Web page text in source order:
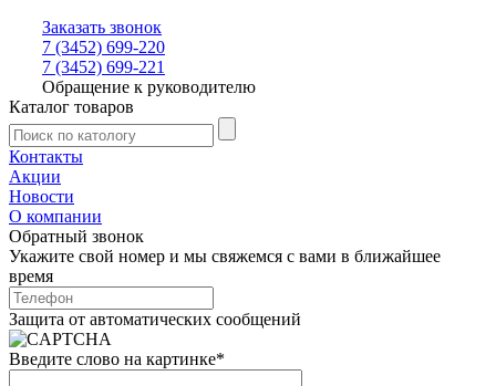
Заказать звонок
7 (3452) 699-220
7 (3452) 699-221
Обращение к руководителю
Каталог товаров
Контакты
Акции
Новости
О компании
Обратный звонок
Укажите свой номер и мы свяжемся с вами в ближайшее
время
Защита от автоматических сообщений
Введите слово на картинке*